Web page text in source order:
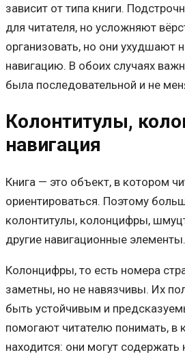
зависит от типа книги.
для читателя, но усложняют
организовать, но они ухудшают
навигацию. В обоих случаях
была последовательной и не
Колонтитулы,
навигация
Книга — это объект, в котором
ориентироваться. Поэтому
колонтитулы, колонцифры,
другие навигационные элементы.
Колонцифры, то есть номера
заметны, но не навязчивы. Их
быть устойчивым и
помогают читателю понимать, в
находится: они могут содержать